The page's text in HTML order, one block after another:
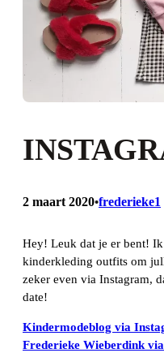
2 maart 2020•frederieke1
Hey! Leuk dat je er bent!
kinderkleding outfits om
zeker even via Instagram,
date!
Kindermodeblog via
Frederieke Wieberdink